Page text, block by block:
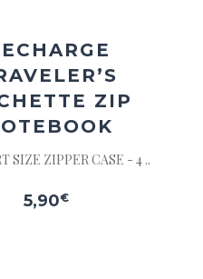
ZIP
SIZE ZIPPER CASE - 4 ..
5,90€